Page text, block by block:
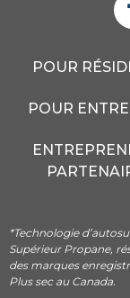
POUR
POUR
*Technologie
Supérieur Propane,
des marques
Plus sec au Canada.